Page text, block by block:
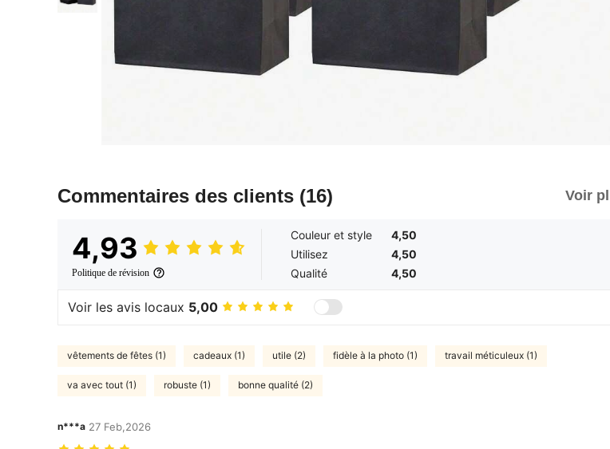
Commentaires des clients (16) Voir
4,93
Politique de révision
Couleur et style
4,50
Utilisez
4,50
Qualité
4,50
Voir les avis locaux 5,00
vêtements de fêtes (1) cadeaux (1) utile (2) fidèle à la photo (1) travail méticuleux (1)
va avec tout (1) robuste (1) bonne qualité (2)
n***a 27 Feb,2026